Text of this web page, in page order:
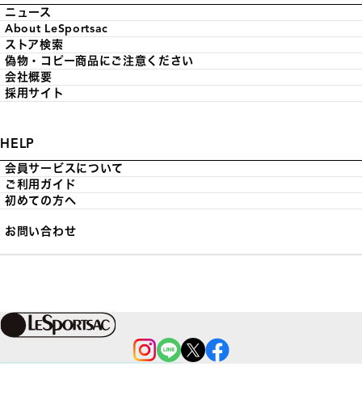
ニュース
About LeSportsac
ストア検索
偽物・コピー商品にご注意ください
会社概要
採用サイト
HELP
会員サービスについて
ご利用ガイド
初めての方へ
お問い合わせ